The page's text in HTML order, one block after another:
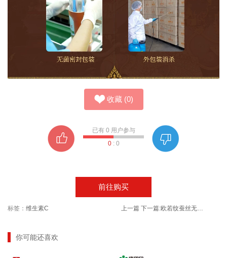
收藏 (0)
已有 0 用户参与
0: 0
前往购买
标签： 维生素C 上一篇 下一篇: 欧若纹蚕丝无痕透气高腰收腹头内裤
你可能还喜欢